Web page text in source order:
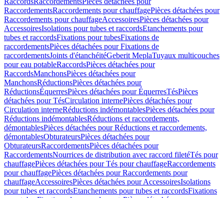
RaccordementsRaccordements pour chauffagePièces détachées pour
Raccordements pour chauffageAccessoiresPièces détachées pour
AccessoiresIsolations pour tubes et raccordsEtanchements pour
tubes et raccordsFixations pour tubesFixations de
raccordementsPièces détachées pour Fixations de
raccordementsJoints d'étanchéitéGeberit MeplaTuyaux multicouches
pour eau potableRaccordsPièces détachées pour
RaccordsManchonsPièces détachées pour
ManchonsRéductionsPièces détachées pour
RéductionsÉquerresPièces détachées pour ÉquerresTésPièces
détachées pour TésCirculation internePièces détachées pour
Circulation interneRéductions indémontablesPièces détachées pour
Réductions indémontablesRéductions et raccordements,
démontablesPièces détachées pour Réductions et raccordements,
démontablesObturateursPièces détachées pour
ObturateursRaccordementsPièces détachées pour
RaccordementsNourrices de distribution avec raccord filetéTés pour
chauffagePièces détachées pour Tés pour chauffageRaccordements
pour chauffagePièces détachées pour Raccordements pour
chauffageAccessoiresPièces détachées pour AccessoiresIsolations
pour tubes et raccordsEtanchements pour tubes et raccordsFixations